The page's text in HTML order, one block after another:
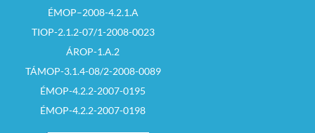
ÉMOP–2008-4.2.1.A
TIOP-2.1.2-07/1-2008-0023
ÁROP-1.A.2
TÁMOP-3.1.4-08/2-2008-0089
ÉMOP-4.2.2-2007-0195
ÉMOP-4.2.2-2007-0198